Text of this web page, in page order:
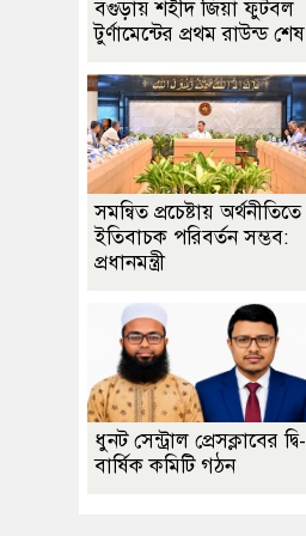
বগুড়ায় শহীদ জিয়া ফুটবল
টুর্ণামেন্টের প্রথম রাউন্ড শেষ
সমন্বিত প্রচেষ্টায় অর্থনীতিতে
ইতিবাচক পরিবর্তন সম্ভব:
প্রধানমন্ত্রী
ধুনট সেন্ট্রাল প্রেসক্লাবের দ্বি-
বার্ষিক কমিটি গঠন